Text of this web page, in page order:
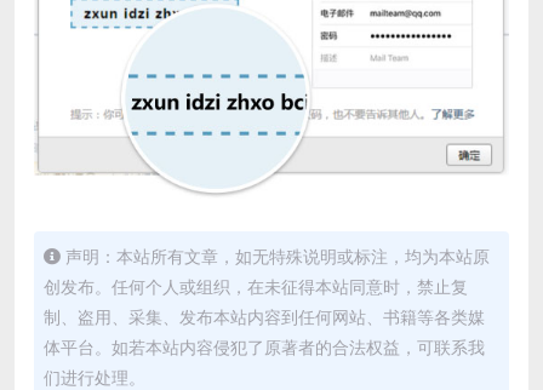
声明：本站所有文章，如无特殊说明或标注，均为本站原
创发布。任何个人或组织，在未征得本站同意时，禁止复
制、盗用、采集、发布本站内容到任何网站、书籍等各类媒
体平台。如若本站内容侵犯了原著者的合法权益，可联系我
们进行处理。